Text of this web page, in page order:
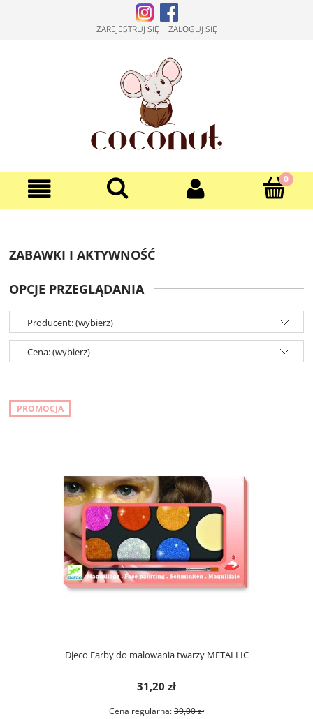
ZAREJESTRUJ SIĘ ZALOGUJ SIĘ
ZABAWKI I AKTYWNOŚĆ
OPCJE PRZEGLĄDANIA
Producent: (wybierz)
Cena: (wybierz)
Djeco Farby do malowania twarzy METALLIC
31,20 zł
Cena regularna:39,00 zł
PROMOCJA